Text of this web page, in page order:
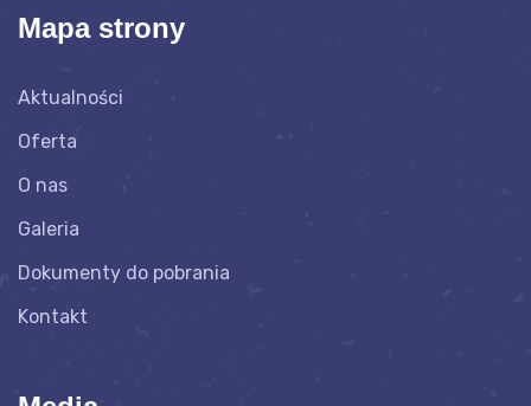
Mapa strony
Aktualności
Oferta
O nas
Galeria
Dokumenty do pobrania
Kontakt